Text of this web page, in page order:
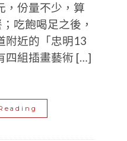
，份量不少，算
吃飽喝足之後，
附近的「忠明13
四組插畫藝術 […]